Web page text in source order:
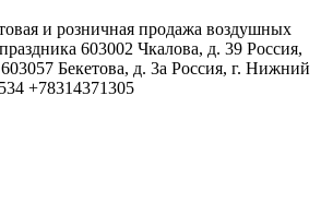
и розничная продажа воздушных
603002 Чкалова, д. 39 Россия,
603057 Бекетова, д. 3а Россия, г. Нижний
+78314371305